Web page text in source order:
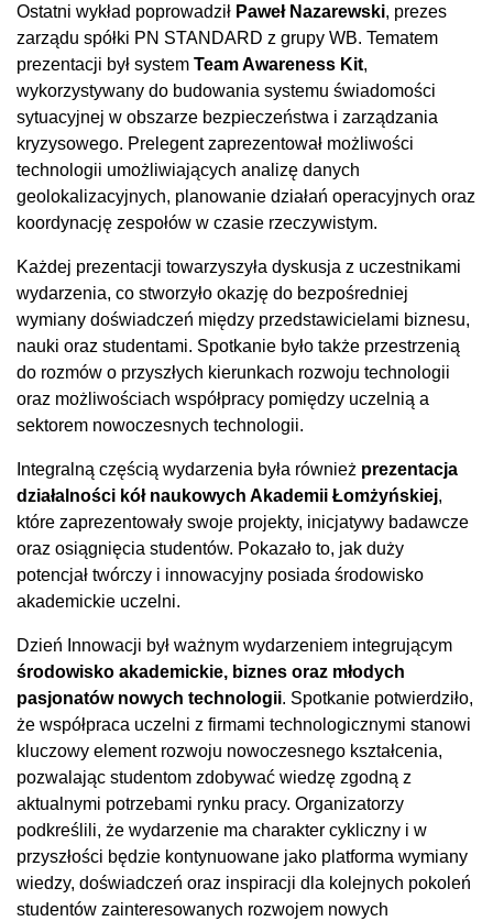
Ostatni wykład poprowadził Paweł Nazarewski, prezes
zarządu spółki PN STANDARD z grupy WB. Tematem
prezentacji był system Team Awareness Kit,
wykorzystywany do budowania systemu świadomości
sytuacyjnej w obszarze bezpieczeństwa i zarządzania
kryzysowego. Prelegent zaprezentował możliwości
technologii umożliwiających analizę danych
geolokalizacyjnych, planowanie działań operacyjnych oraz
koordynację zespołów w czasie rzeczywistym.
Każdej prezentacji towarzyszyła dyskusja z uczestnikami
wydarzenia, co stworzyło okazję do bezpośredniej
wymiany doświadczeń między przedstawicielami biznesu,
nauki oraz studentami. Spotkanie było także przestrzenią
do rozmów o przyszłych kierunkach rozwoju technologii
oraz możliwościach współpracy pomiędzy uczelnią a
sektorem nowoczesnych technologii.
Integralną częścią wydarzenia była również prezentacja
działalności kół naukowych Akademii Łomżyńskiej,
które zaprezentowały swoje projekty, inicjatywy badawcze
oraz osiągnięcia studentów. Pokazało to, jak duży
potencjał twórczy i innowacyjny posiada środowisko
akademickie uczelni.
Dzień Innowacji był ważnym wydarzeniem integrującym
środowisko akademickie, biznes oraz młodych
pasjonatów nowych technologii. Spotkanie potwierdziło,
że współpraca uczelni z firmami technologicznymi stanowi
kluczowy element rozwoju nowoczesnego kształcenia,
pozwalając studentom zdobywać wiedzę zgodną z
aktualnymi potrzebami rynku pracy. Organizatorzy
podkreślili, że wydarzenie ma charakter cykliczny i w
przyszłości będzie kontynuowane jako platforma wymiany
wiedzy, doświadczeń oraz inspiracji dla kolejnych pokoleń
studentów zainteresowanych rozwojem nowych